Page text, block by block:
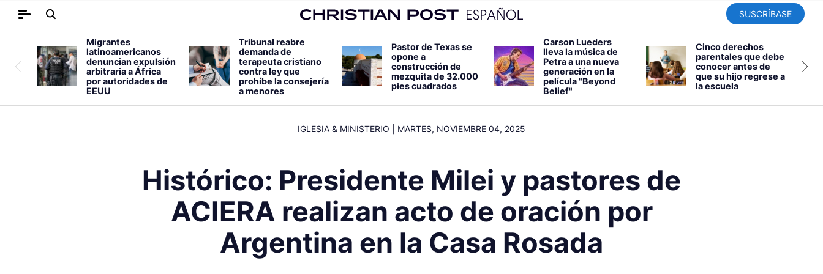
SUSCRÍBASE
Migrantes
latinoamericanos
denuncian expulsión
arbitraria a África
por autoridades de
EEUU
Tribunal reabre
demanda de
terapeuta cristiano
contra ley que
prohíbe la consejería
a menores
Pastor de Texas se
opone a
construcción de
mezquita de 32.000
pies cuadrados
Carson Lueders
lleva la música de
Petra a una nueva
generación en la
película "Beyond
Belief"
Cinco derechos
parentales que debe
conocer antes de
que su hijo regrese a
la escuela
IGLESIA & MINISTERIO MARTES, NOVIEMBRE 04, 2025
Histórico: Presidente Milei y pastores de
ACIERA realizan acto de oración por
Argentina en la Casa Rosada